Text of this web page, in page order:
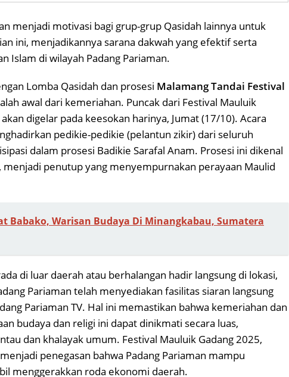
menjadi motivasi bagi grup-grup Qasidah lainnya untuk
ini, menjadikannya sarana dakwah yang efektif serta
Islam di wilayah Padang Pariaman.
Lomba Qasidah dan prosesi Malamang Tandai Festival
awal dari kemeriahan. Puncak dari Festival Mauluik
digelar pada keesokan harinya, Jumat (17/10). Acara
pedikie-pedikie (pelantun zikir) dari seluruh
dalam prosesi Badikie Sarafal Anam. Prosesi ini dikenal
penutup yang menyempurnakan perayaan Maulid
Babako, Warisan Budaya Di Minangkabau, Sumatera
di luar daerah atau berhalangan hadir langsung di lokasi,
Pariaman telah menyediakan fasilitas siaran langsung
Pariaman TV. Hal ini memastikan bahwa kemeriahan dan
budaya dan religi ini dapat dinikmati secara luas,
dan khalayak umum. Festival Mauluik Gadang 2025,
penegasan bahwa Padang Pariaman mampu
menggerakkan roda ekonomi daerah.